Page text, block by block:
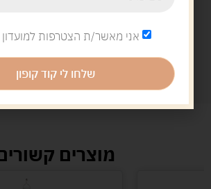
מוצרים
אני מאשר/ת הצטרפות
שלחו לי קוד קופון